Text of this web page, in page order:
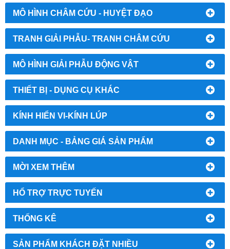
MÔ HÌNH CHÂM CỨU - HUYỆT ĐẠO
TRANH GIẢI PHẪU- TRANH CHÂM CỨU
MÔ HÌNH GIẢI PHẪU ĐỘNG VẬT
THIẾT BỊ - DỤNG CỤ KHÁC
KÍNH HIỂN VI-KÍNH LÚP
DANH MỤC - BẢNG GIÁ SẢN PHẨM
MỜI XEM THÊM
HỔ TRỢ TRỰC TUYẾN
THỐNG KÊ
SẢN PHẨM KHÁCH ĐẶT NHIỀU